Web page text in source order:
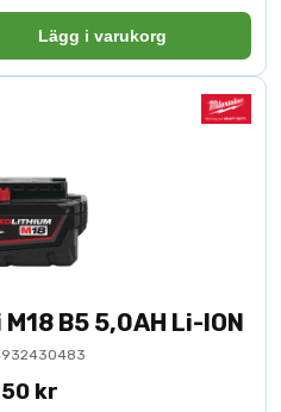
Lägg i varukorg
B5 5,0AH Li-ION
kr